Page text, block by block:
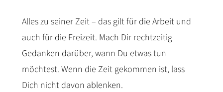
Alles zu seiner Zeit – das gilt für die Arbeit und
auch für die Freizeit. Mach Dir rechtzeitig
Gedanken darüber, wann Du etwas tun
möchtest. Wenn die Zeit gekommen ist, lass
Dich nicht davon ablenken.